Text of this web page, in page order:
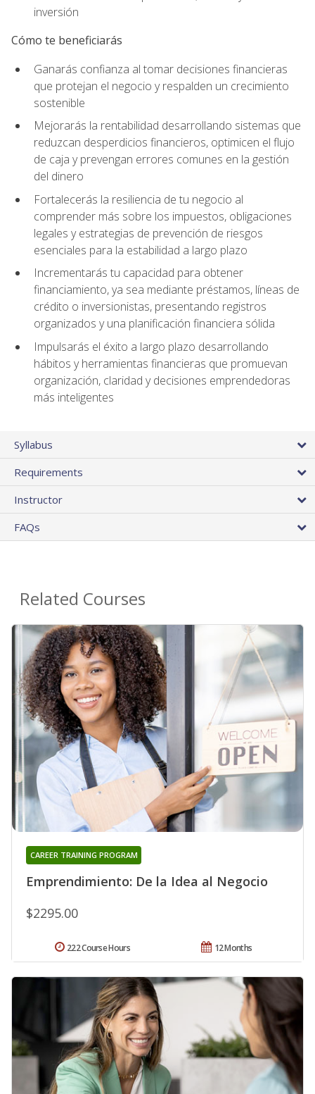
inversión
Cómo te beneficiarás
Ganarás confianza al tomar decisiones financieras
que protejan el negocio y respalden un crecimiento
sostenible
Mejorarás la rentabilidad desarrollando sistemas que
reduzcan desperdicios financieros, optimicen el flujo
de caja y prevengan errores comunes en la gestión
del dinero
Fortalecerás la resiliencia de tu negocio al
comprender más sobre los impuestos, obligaciones
legales y estrategias de prevención de riesgos
esenciales para la estabilidad a largo plazo
Incrementarás tu capacidad para obtener
financiamiento, ya sea mediante préstamos, líneas de
crédito o inversionistas, presentando registros
organizados y una planificación financiera sólida
Impulsarás el éxito a largo plazo desarrollando
hábitos y herramientas financieras que promuevan
organización, claridad y decisiones emprendedoras
más inteligentes
Syllabus
Requirements
Instructor
FAQs
Related Courses
Emprendimiento: De la Idea al Negocio
CAREER TRAINING PROGRAM
$2295.00
12 Months
222 Course Hours